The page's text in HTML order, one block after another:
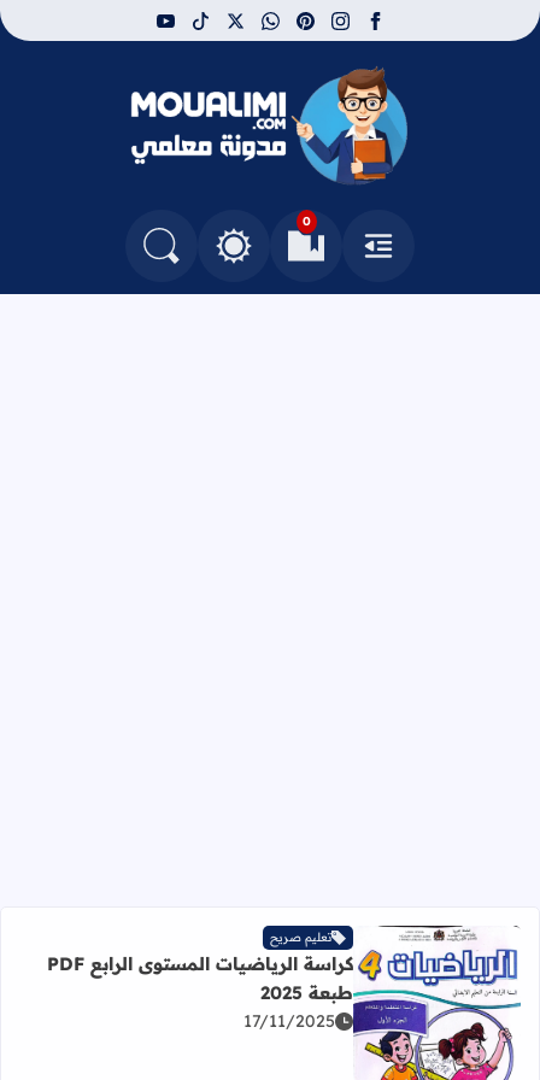
facebook
instagram
pinterest
whatsapp
x
tiktok
youtube
مدونة معلمي
القائمة
0
العلامات المرجعيةالتغيير بين الوضع النهاري والداكن
البحث في المدونة
اقرأ المزيد عن كراسة الرياضيات المستوى الرابع PDF طبعة 2025
تعليم صريح
كراسة الرياضيات المستوى الرابع PDF
طبعة 2025
17/11/2025